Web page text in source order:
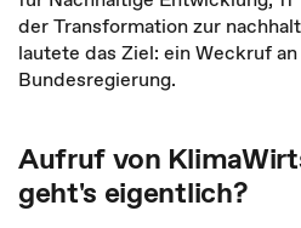
der Transformation zur
lautete das Ziel: ein Weckruf
Bundesregierung.
Aufruf von
geht's eigentlich?